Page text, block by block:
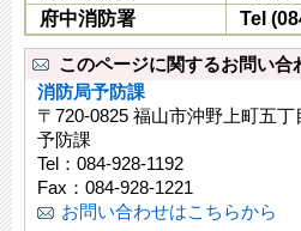
府中消防署
Tel
このページに関するお問い合
消防局予防課
〒720-0825 福山市沖野上町五
予防課
Tel：084-928-1192
Fax：084-928-1221
お問い合わせはこちらから